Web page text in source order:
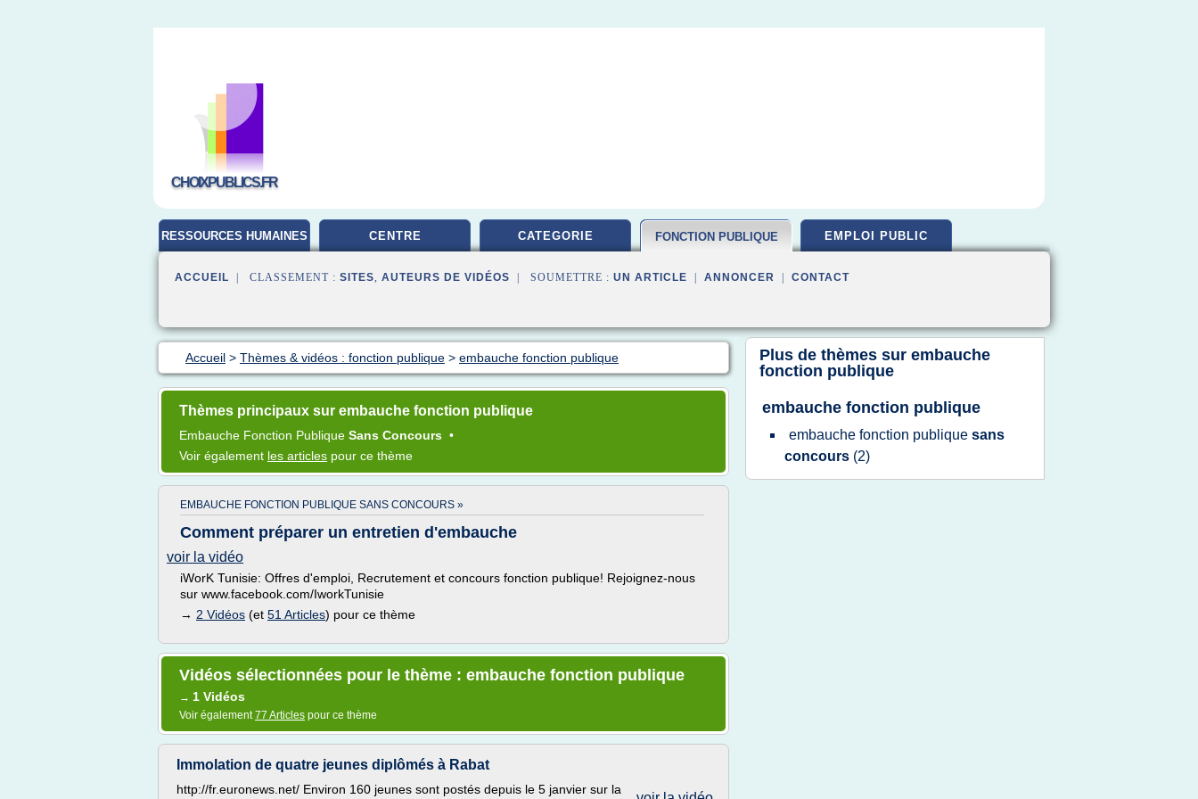
CHOIXPUBLICS.FR
RESSOURCES HUMAINES CENTRE CATEGORIE FONCTION PUBLIQUE EMPLOI PUBLIC
ACCUEIL | CLASSEMENT : SITES, AUTEURS DE VIDÉOS | SOUMETTRE : UN ARTICLE ANNONCER CONTACT
Accueil > Thèmes & vidéos : fonction publique > embauche fonction publique
Thèmes principaux sur embauche fonction publique
Embauche Fonction Publique Sans Concours •
Voir également les articles pour ce thème
EMBAUCHE FONCTION PUBLIQUE SANS CONCOURS »
Comment préparer un entretien d'embauche
voir la vidéo
iWorK Tunisie: Offres d'emploi, Recrutement et concours fonction publique! Rejoignez-nous
sur www.facebook.com/IworkTunisie
→ 2 Vidéos (et 51 Articles) pour ce thème
Vidéos sélectionnées pour le thème : embauche fonction publique
→ 1 Vidéos
Voir également77 Articles pour ce thème
Immolation de quatre jeunes diplômés à Rabat
http://fr.euronews.net/ Environ 160 jeunes sont postés depuis le 5 janvier sur la
Plus de thèmes sur embauche
fonction publique
embauche fonction publique
embauche fonction publique sans
concours (2)